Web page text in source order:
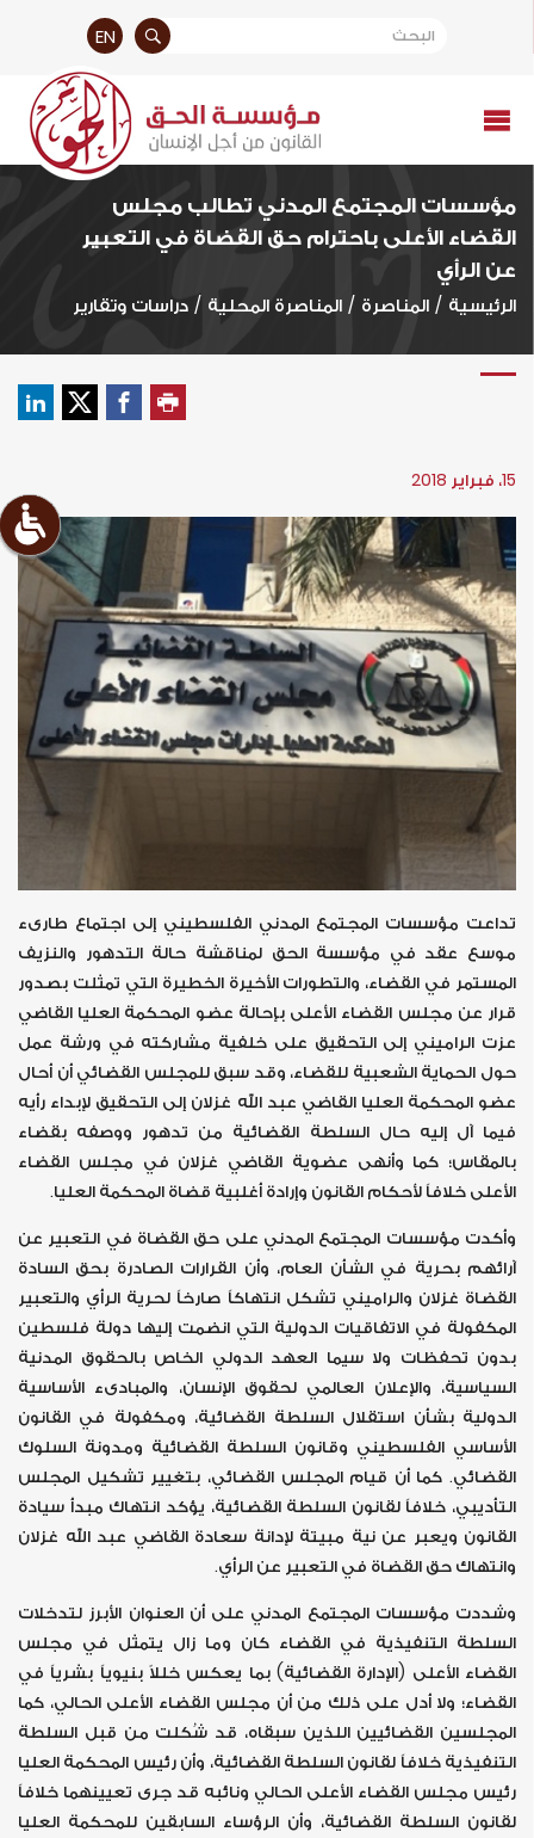
EN
مؤسسات المجتمع المدني تطالب مجلس
القضاء الأعلى باحترام حق القضاة في التعبير
عن الرأي
الرئيسية / المناصرة / المناصرة المحلية / دراسات وتقارير
15، فبراير 2018
تداعت مؤسسات المجتمع المدني الفلسطيني إلى اجتماع طارىء
موسع عقد في مؤسسة الحق لمناقشة حالة التدهور والنزيف
المستمر في القضاء، والتطورات الأخيرة الخطيرة التي تمثلت بصدور
قرار عن مجلس القضاء الأعلى بإحالة عضو المحكمة العليا القاضي
عزت الراميني إلى التحقيق على خلفية مشاركته في ورشة عمل
حول الحماية الشعبية للقضاء، وقد سبق للمجلس القضائي أن أحال
عضو المحكمة العليا القاضي عبد الله غزلان إلى التحقيق لإبداء رأيه
فيما آل إليه حال السلطة القضائية من تدهور ووصفه بقضاء
بالمقاس؛ كما وأنهى عضوية القاضي غزلان في مجلس القضاء
الأعلى خلافاً لأحكام القانون وإرادة أغلبية قضاة المحكمة العليا.
وأكدت مؤسسات المجتمع المدني على حق القضاة في التعبير عن
آرائهم بحرية في الشأن العام، وأن القرارات الصادرة بحق السادة
القضاة غزلان والراميني تشكل انتهاكاً صارخاً لحرية الرأي والتعبير
المكفولة في الاتفاقيات الدولية التي انضمت إليها دولة فلسطين
بدون تحفظات ولا سيما العهد الدولي الخاص بالحقوق المدنية
السياسية، والإعلان العالمي لحقوق الإنسان، والمبادىء الأساسية
الدولية بشأن استقلال السلطة القضائية، ومكفولة في القانون
الأساسي الفلسطيني وقانون السلطة القضائية ومدونة السلوك
القضائي. كما أن قيام المجلس القضائي، بتغيير تشكيل المجلس
التأديبي، خلافاً لقانون السلطة القضائية، يؤكد انتهاك مبدأ سيادة
القانون ويعبر عن نية مبيتة لإدانة سعادة القاضي عبد الله غزلان
وانتهاك حق القضاة في التعبير عن الرأي.
وشددت مؤسسات المجتمع المدني على أن العنوان الأبرز لتدخلات
السلطة التنفيذية في القضاء كان وما زال يتمثل في مجلس
القضاء الأعلى (الإدارة القضائية) بما يعكس خللاً بنيوياً بشرياً في
القضاء؛ ولا أدل على ذلك من أن مجلس القضاء الأعلى الحالي، كما
المجلسين القضائيين اللذين سبقاه، قد شُكلت من قبل السلطة
التنفيذية خلافاً لقانون السلطة القضائية، وأن رئيس المحكمة العليا
رئيس مجلس القضاء الأعلى الحالي ونائبه قد جرى تعيينهما خلافاً
لقانون السلطة القضائية، وأن الرؤساء السابقين للمحكمة العليا